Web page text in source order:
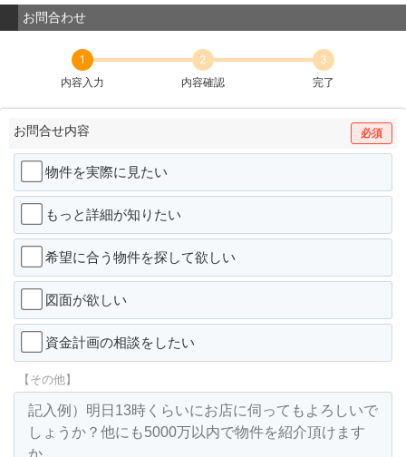
お問合わせ
1
内容入力
2
内容確認
3
完了
お問合せ内容 必須
物件を実際に見たい
もっと詳細が知りたい
希望に合う物件を探して欲しい
図面が欲しい
資金計画の相談をしたい
【その他】